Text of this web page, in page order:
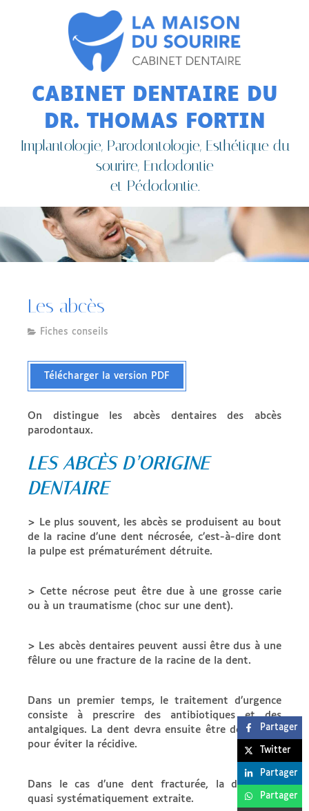
CABINET DENTAIRE DU
DR. THOMAS FORTIN
Implantologie, Parodontologie, Esthétique du
sourire, Endodontie
et Pédodontie.
Les abcès
Fiches conseils
Télécharger la version PDF
On distingue les abcès dentaires des abcès
parodontaux.
LES ABCÈS D’ORIGINE
DENTAIRE
> Le plus souvent, les abcès se produisent au bout
de la racine d’une dent nécrosée, c’est-à-dire dont
la pulpe est prématurément détruite.
> Cette nécrose peut être due à une grosse carie
ou à un traumatisme (choc sur une dent).
> Les abcès dentaires peuvent aussi être dus à une
fêlure ou une fracture de la racine de la dent.
Dans un premier temps, le traitement d’urgence
consiste à prescrire des antibiotiques et des
antalgiques. La dent devra ensuite être dévitalisée
pour éviter la récidive.
Dans le cas d’une dent fracturée, la dent sera
quasi systématiquement extraite.
Partager
Twitter
Partager
Partager